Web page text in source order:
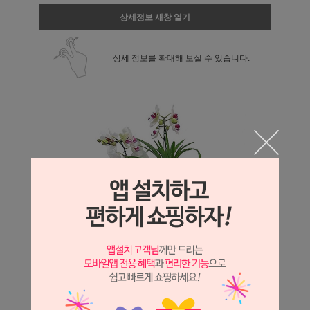
상세정보 새창 열기
상세 정보를 확대해 보실 수 있습니다.